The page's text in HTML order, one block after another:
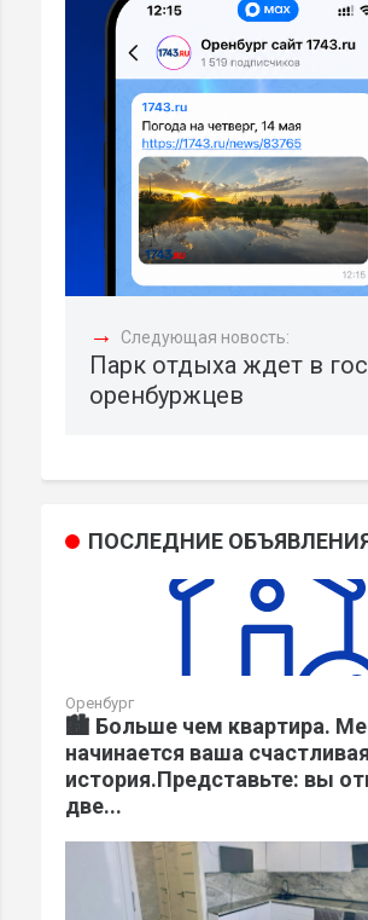
→ Следующая новость:
Парк отдыха ждет в
оренбуржцев
ПОСЛЕДНИЕ
Оренбург
🏙️ Больше чем квартира.
начинается ваша счастливая
история.Представьте: вы
две...